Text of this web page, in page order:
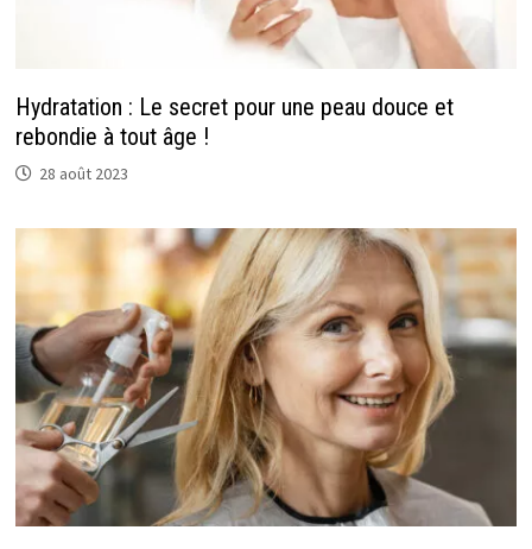
Hydratation : Le secret pour une peau douce et
rebondie à tout âge !
28 août 2023